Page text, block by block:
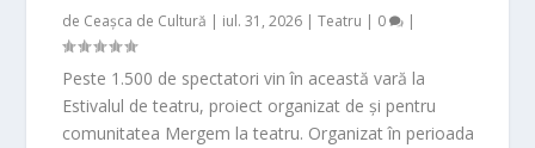
de Ceașca de Cultură | iul. 31, 2026 |Teatru | 0 |
Peste 1.500 de spectatori vin în această vară la
Estivalul de teatru, proiect organizat de și pentru
comunitatea Mergem la teatru. Organizat în perioada